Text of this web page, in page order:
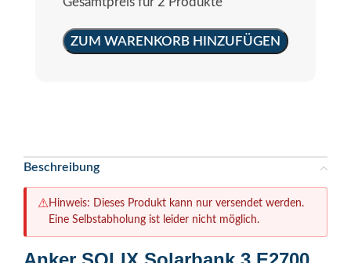
ZUM WARENKORB HINZUFÜGEN
Beschreibung
⚠ Hinweis: Dieses Produkt kann nur versendet werden.
Eine Selbstabholung ist leider nicht möglich.